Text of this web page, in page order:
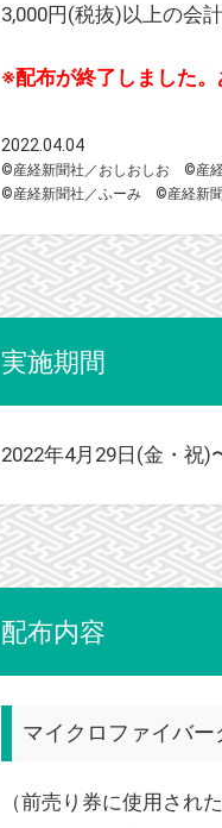
3,000円(税抜)以上の会
※配布が終了しました
2022.04.04
©産経新聞社／おしおしお ©産
©産経新聞社／ふーみ ©産経新
実施期間
2022年4月29日(金・祝)
配布内容
マイクロファイバー
（前売り券に使用され